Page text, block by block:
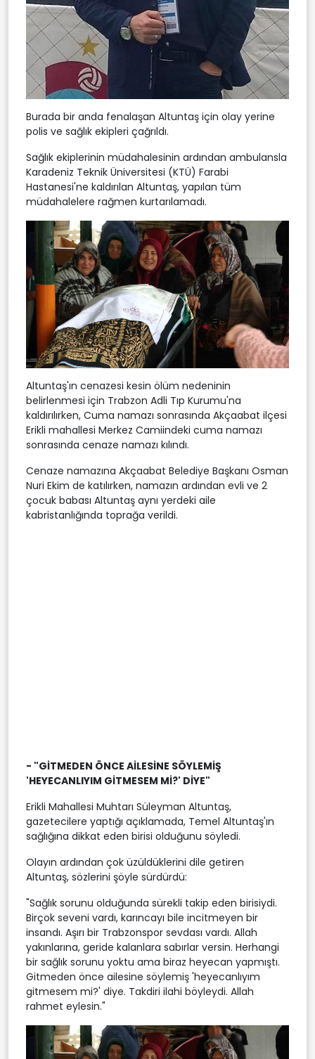
Burada bir anda fenalaşan Altuntaş için olay yerine
polis ve sağlık ekipleri çağrıldı.
Sağlık ekiplerinin müdahalesinin ardından ambulansla
Karadeniz Teknik Üniversitesi (KTÜ) Farabi
Hastanesi'ne kaldırılan Altuntaş, yapılan tüm
müdahalelere rağmen kurtarılamadı.
Altuntaş'ın cenazesi kesin ölüm nedeninin
belirlenmesi için Trabzon Adli Tıp Kurumu'na
kaldırılırken, Cuma namazı sonrasında Akçaabat ilçesi
Erikli mahallesi Merkez Camiindeki cuma namazı
sonrasında cenaze namazı kılındı.
Cenaze namazına Akçaabat Belediye Başkanı Osman
Nuri Ekim de katılırken, namazın ardından evli ve 2
çocuk babası Altuntaş aynı yerdeki aile
kabristanlığında toprağa verildi.
- "GİTMEDEN ÖNCE AİLESİNE SÖYLEMİŞ
'HEYECANLIYIM GİTMESEM Mİ?' DİYE"
Erikli Mahallesi Muhtarı Süleyman Altuntaş,
gazetecilere yaptığı açıklamada, Temel Altuntaş'ın
sağlığına dikkat eden birisi olduğunu söyledi.
Olayın ardından çok üzüldüklerini dile getiren
Altuntaş, sözlerini şöyle sürdürdü:
"Sağlık sorunu olduğunda sürekli takip eden birisiydi.
Birçok seveni vardı, karıncayı bile incitmeyen bir
insandı. Aşırı bir Trabzonspor sevdası vardı. Allah
yakınlarına, geride kalanlara sabırlar versin. Herhangi
bir sağlık sorunu yoktu ama biraz heyecan yapmıştı.
Gitmeden önce ailesine söylemiş 'heyecanlıyım
gitmesem mi?' diye. Takdiri ilahi böyleydi. Allah
rahmet eylesin."